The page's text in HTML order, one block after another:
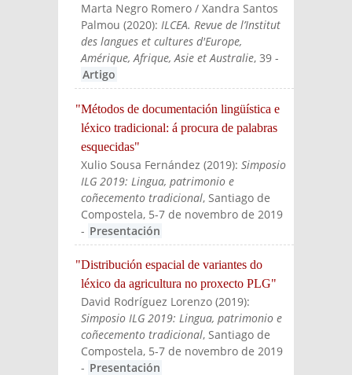
Marta Negro Romero / Xandra Santos
Palmou (2020):ILCEA. Revue de l’Institut
des langues et cultures d'Europe,
Amérique, Afrique, Asie et Australie, 39 -
Artigo
"Métodos de documentación lingüística e
léxico tradicional: á procura de palabras
esquecidas"
Xulio Sousa Fernández (2019):Simposio
ILG 2019: Lingua, patrimonio e
coñecemento tradicional, Santiago de
Compostela, 5-7 de novembro de 2019
- Presentación
"Distribución espacial de variantes do
léxico da agricultura no proxecto PLG"
David Rodríguez Lorenzo (2019):
Simposio ILG 2019: Lingua, patrimonio e
coñecemento tradicional, Santiago de
Compostela, 5-7 de novembro de 2019
- Presentación